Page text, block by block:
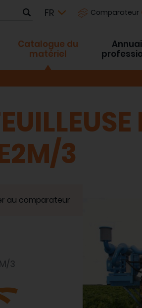
Comparateur
Catalogue du
matériel
3
au comparateur
3